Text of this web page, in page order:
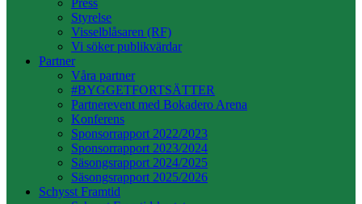
Press
Styrelse
Visselblåsaren (RF)
Vi söker publikvärdar
Partner
Våra partner
#BYGGETFORTSÄTTER
Partnerevent med Bokadero Arena
Konferens
Sponsorrapport 2022/2023
Sponsorrapport 2023/2024
Säsongsrapport 2024/2025
Säsongsrapport 2025/2026
Schysst Framtid